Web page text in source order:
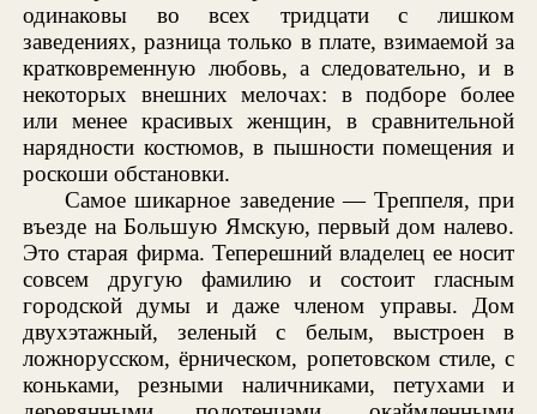
одинаковы во всех тридцати с лишком
заведениях, разница только в плате, взимаемой за
кратковременную любовь, а следовательно, и в
некоторых внешних мелочах: в подборе более
или менее красивых женщин, в сравнительной
нарядности костюмов, в пышности помещения и
роскоши обстановки.
Самое шикарное заведение — Треппеля, при
въезде на Большую Ямскую, первый дом налево.
Это старая фирма. Теперешний владелец ее носит
совсем другую фамилию и состоит гласным
городской думы и даже членом управы. Дом
двухэтажный, зеленый с белым, выстроен в
ложнорусском, ёрническом, ропетовском стиле, с
коньками, резными наличниками, петухами и